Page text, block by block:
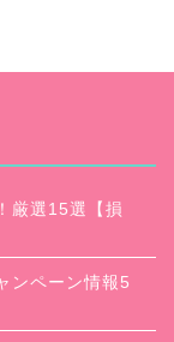
厳選15選【損
ンペーン情報5